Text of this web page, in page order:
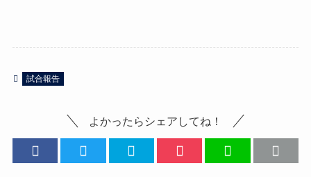
試合報告
よかったらシェアしてね！